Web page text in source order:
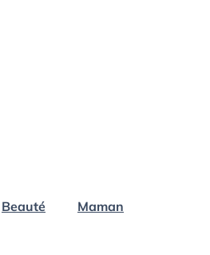
Beauté Maman